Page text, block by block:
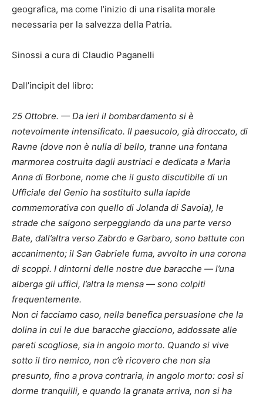
geografica, ma come l’inizio di una risalita morale
necessaria per la salvezza della Patria.
Sinossi a cura di Claudio Paganelli
Dall’incipit del libro:
25 Ottobre. — Da ieri il bombardamento si è
notevolmente intensificato. Il paesucolo, già diroccato, di
Ravne (dove non è nulla di bello, tranne una fontana
marmorea costruita dagli austriaci e dedicata a Maria
Anna di Borbone, nome che il gusto discutibile di un
Ufficiale del Genio ha sostituito sulla lapide
commemorativa con quello di Jolanda di Savoia), le
strade che salgono serpeggiando da una parte verso
Bate, dall’altra verso Zabrdo e Garbaro, sono battute con
accanimento; il San Gabriele fuma, avvolto in una corona
di scoppi. I dintorni delle nostre due baracche — l’una
alberga gli uffici, l’altra la mensa — sono colpiti
frequentemente.
Non ci facciamo caso, nella benefica persuasione che la
dolina in cui le due baracche giacciono, addossate alle
pareti scogliose, sia in angolo morto. Quando si vive
sotto il tiro nemico, non c’è ricovero che non sia
presunto, fino a prova contraria, in angolo morto: così si
dorme tranquilli, e quando la granata arriva, non si ha